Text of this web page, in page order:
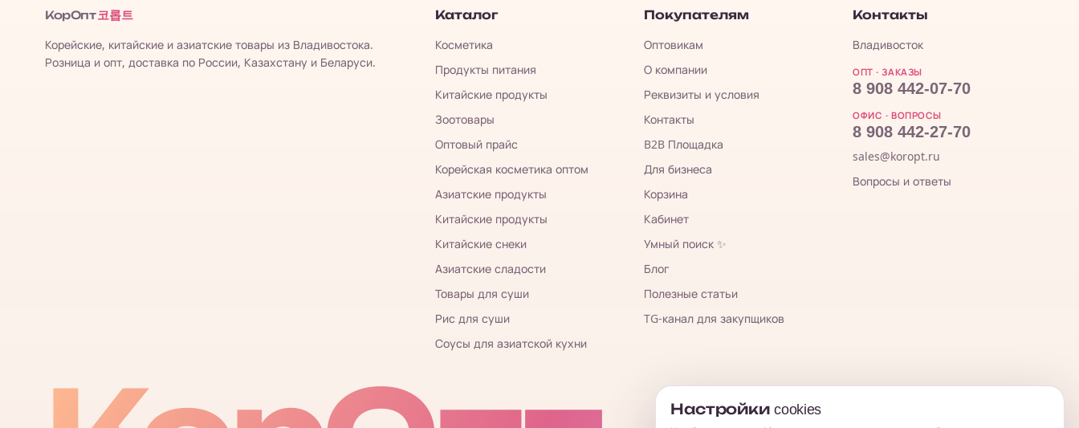
КорОпт 코롭트
Корейские, китайские и азиатские товары из Владивостока.
Розница и опт, доставка по России, Казахстану и Беларуси.
Каталог
Косметика
Продукты питания
Китайские продукты
Зоотовары
Оптовый прайс
Корейская косметика оптом
Азиатские продукты
Китайские продукты
Китайские снеки
Азиатские сладости
Товары для суши
Рис для суши
Соусы для азиатской кухни
Покупателям
Оптовикам
О компании
Реквизиты и условия
Контакты
B2B Площадка
Для бизнеса
Корзина
Кабинет
Умный поиск ✨
Блог
Полезные статьи
TG-канал для закупщиков
Контакты
Владивосток
ОПТ · ЗАКАЗЫ
8 908 442-07-70
ОФИС · ВОПРОСЫ
8 908 442-27-70
sales@koropt.ru
Вопросы и ответы
Настройки cookies